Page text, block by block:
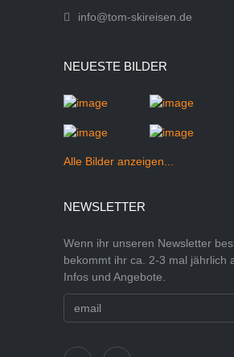
info@tom-skireisen.de
NEUESTE BILDER
Alle Bilder anzeigen...
NEWSLETTER
Wenn ihr unseren Newsletter
bekommt ihr ca. 2-3 mal jährlich
Infos und Angebote.